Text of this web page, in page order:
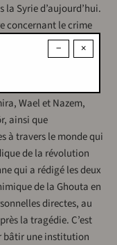
la Syrie d’aujourd’hui.
concernant le crime
à l’épreuve.
elle est son éthique
Wael et Nazem,
ainsi que
à travers le monde qui
de la révolution
qui a rédigé les deux
de la Ghouta en
directes, au
la tragédie. C’est
bâtir une institution
×
−